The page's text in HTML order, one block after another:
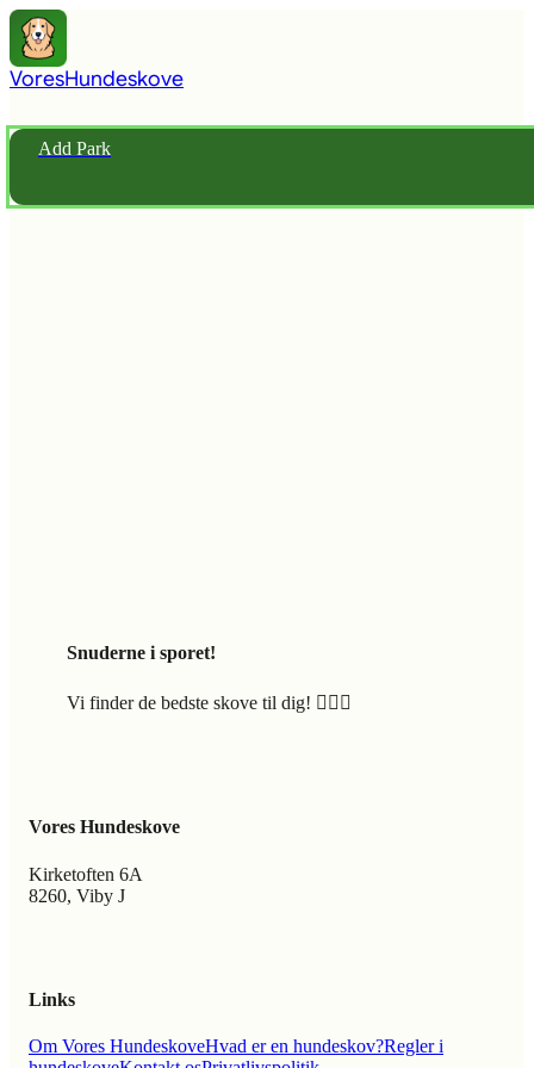
VoresHundeskove
Add Park
Snuderne i sporet!
Vi finder de bedste skove til dig! 🐕‍🦺🍃
Vores Hundeskove
Kirketoften 6A
8260, Viby J
Links
Om Vores HundeskoveHvad er en hundeskov?Regler i